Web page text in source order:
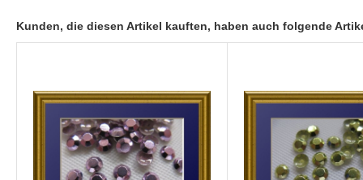
Kunden, die diesen Artikel kauften, haben auch folgende